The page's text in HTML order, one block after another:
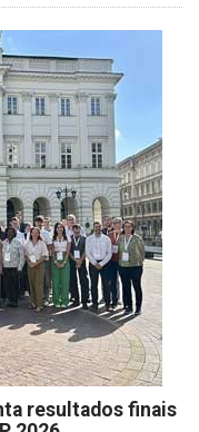
resultados finais